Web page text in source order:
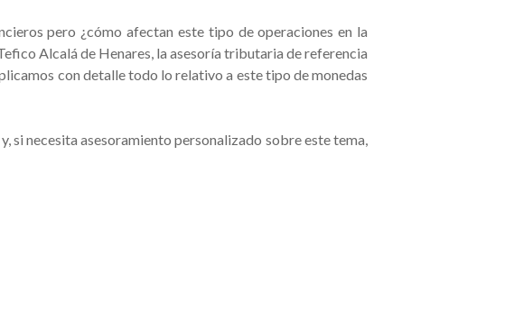
pero ¿cómo afectan este tipo de operaciones en la
Alcalá de Henares, la asesoría tributaria de referencia
con detalle todo lo relativo a este tipo de monedas
si necesita asesoramiento personalizado sobre este tema,